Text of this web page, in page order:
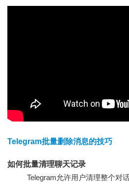
Telegram批量删除消息的技巧
如何批量清理聊天记录
Telegram允许用户清理整个对